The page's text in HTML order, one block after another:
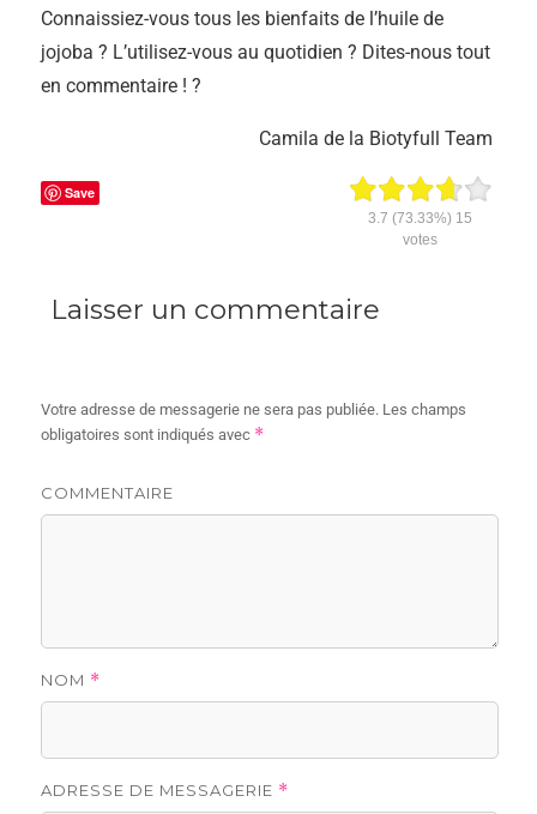
Connaissiez-vous tous les bienfaits de l’huile de
jojoba ? L’utilisez-vous au quotidien ? Dites-nous tout
en commentaire ! ?
Camila de la Biotyfull Team
3.7 (73.33%) 15
votes
Save
Laisser un commentaire
Votre adresse de messagerie ne sera pas publiée. Les champs
obligatoires sont indiqués avec *
COMMENTAIRE
NOM *
ADRESSE DE MESSAGERIE *